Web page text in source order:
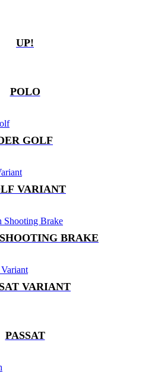
UP!
POLO
GOLF
VARIANT
BRAKE
VARIANT
PASSAT